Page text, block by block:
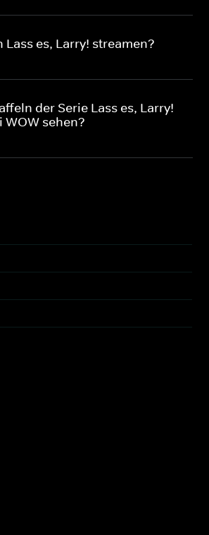
Lass es, Larry! streamen?
der Serie Lass es, Larry!
sehen?